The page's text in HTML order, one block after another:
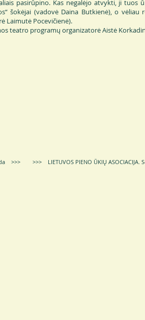
pasirūpino. Kas negalėjo atvykti, ji tuos
šokėjai (vadovė Daina Butkienė), o
Laimutė Pocevičienė).
teatro programų organizatorė Aistė
>>> >>> LIETUVOS PIENO ŪKIŲ ASOCIACIJA.